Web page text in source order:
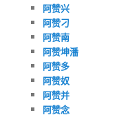
阿赞兴
阿赞刁
阿赞南
阿赞坤潘
阿赞多
阿赞奴
阿赞并
阿赞念